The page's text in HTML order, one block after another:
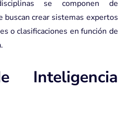
se componen de
buscan crear sistemas expertos
o clasificaciones en función de
Inteligencia